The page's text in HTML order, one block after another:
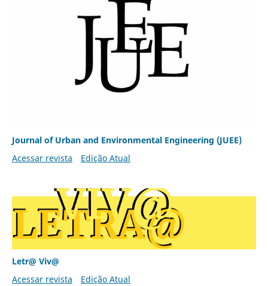
Journal of Urban and Environmental Engineering (JUEE)
Acessar revista
Edição Atual
Letr@ Viv@
Acessar revista
Edição Atual